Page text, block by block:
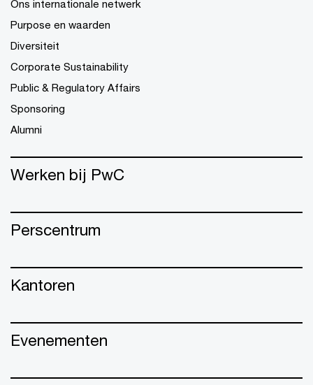
Ons internationale netwerk
Purpose en waarden
Diversiteit
Corporate Sustainability
Public & Regulatory Affairs
Sponsoring
Alumni
Werken bij PwC
Perscentrum
Kantoren
Evenementen